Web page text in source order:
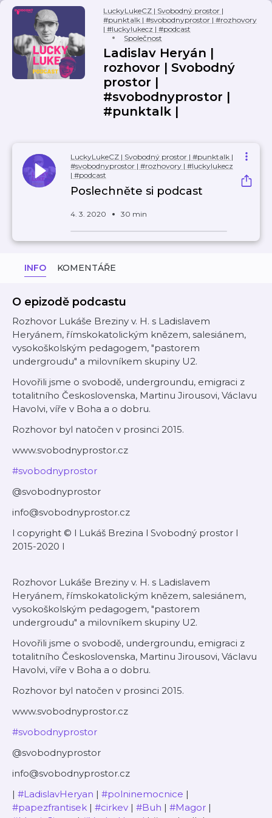
LuckyLukeCZ | Svobodný prostor |
#punktalk | #svobodnyprostor | #rozhovory
| #luckylukecz | #podcast
Společnost
Ladislav Heryán |
rozhovor | Svobodný
prostor |
#svobodnyprostor |
#punktalk |
LuckyLukeCZ | Svobodný prostor | #punktalk |
#svobodnyprostor | #rozhovory | #luckylukecz
| #podcast
Poslechněte si podcast
4. 3. 2020 30 min
INFO KOMENTÁŘE
O epizodě podcastu
Rozhovor Lukáše Breziny v. H. s Ladislavem
Heryánem, římskokatolickým knězem, salesiánem,
vysokoškolským pedagogem, "pastorem
undergroudu" a milovníkem skupiny U2.
Hovořili jsme o svobodě, undergroundu, emigraci z
totalitního Československa, Martinu Jirousovi, Václavu
Havolvi, víře v Boha a o dobru.
Rozhovor byl natočen v prosinci 2015.
www.svobodnyprostor.cz
#svobodnyprostor
@svobodnyprostor
info@svobodnyprostor.cz
l copyright © l Lukáš Brezina l Svobodný prostor l
2015-2020 l
Rozhovor Lukáše Breziny v. H. s Ladislavem
Heryánem, římskokatolickým knězem, salesiánem,
vysokoškolským pedagogem, "pastorem
undergroudu" a milovníkem skupiny U2.
Hovořili jsme o svobodě, undergroundu, emigraci z
totalitního Československa, Martinu Jirousovi, Václavu
Havolvi, víře v Boha a o dobru.
Rozhovor byl natočen v prosinci 2015.
www.svobodnyprostor.cz
#svobodnyprostor
@svobodnyprostor
info@svobodnyprostor.cz
| #LadislavHeryan | #polninemocnice |
#papezfrantisek | #cirkev | #Buh | #Magor |